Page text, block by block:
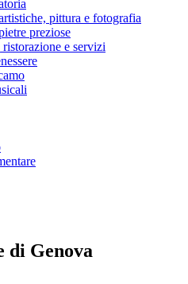
pittura e fotografia
preziose
e servizi
di Genova